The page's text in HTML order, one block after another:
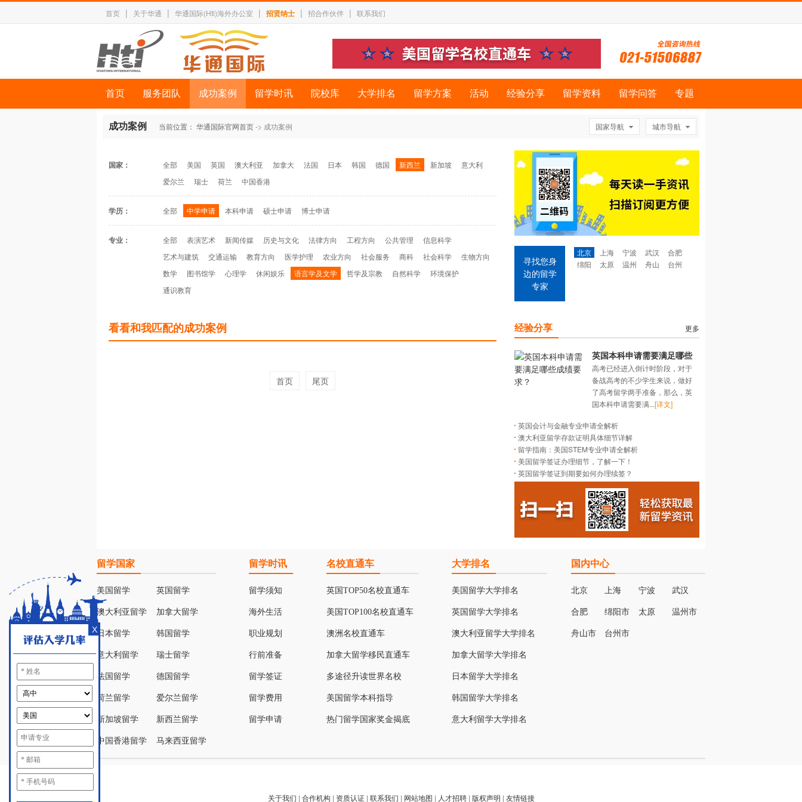
首页 | 关于华通 | 华通国际(Hti)海外办公室 | 招贤纳士 | 招合作伙伴 | 联系我们
首页 服务团队 成功案例 留学时讯 院校库 大学排名 留学方案 活动 经验分享 留学资料 留学问答 专题
成功案例 国家导航 城市导航
当前位置： 华通国际官网首页-> 成功案例
国家： 全部 美国 英国 澳大利亚 加拿大 法国 日本 韩国 德国 新西兰 新加坡
意大利
爱尔兰
瑞士 荷兰 中国香港
学历： 全部 中学申请 本科申请 硕士申请 博士申请
专业： 全部 表演艺术 新闻传媒 历史与文化 法律方向 工程方向 公共管理
信息科学
艺术与建筑
交通运输 教育方向 医学护理 农业方向 社会服务 商科 社会科学
生物方向
数学
图书馆学 心理学 休闲娱乐 语言学及文学 哲学及宗教 自然科学
环境保护
通识教育
看看和我匹配的成功案例
首页 尾页
寻找您身
边的留学
专家
北京 上海 宁波 武汉
合肥
绵阳
太原 温州 舟山 台州
经验分享 更多
英国本科申请需要满足哪些
成绩要求？
高考已经进入倒计时阶段，对于
备战高考的不少学生来说，做好
了高考留学两手准备，那么，英
国本科申请需要满...[详文]
英国会计与金融专业申请全解析
澳大利亚留学存款证明具体细节详解
留学指南：美国STEM专业申请全解析
美国留学签证办理细节，了解一下！
英国留学签证到期要如何办理续签？
X
留学国家
美国留学 英国留学
澳大利亚留学 加拿大留学
日本留学 韩国留学
意大利留学 瑞士留学
法国留学 德国留学
荷兰留学 爱尔兰留学
新加坡留学 新西兰留学
中国香港留学 马来西亚留学
留学时讯
留学须知
海外生活
职业规划
行前准备
留学签证
留学费用
留学申请
名校直通车
英国TOP50名校直通车
美国TOP100名校直通车
澳洲名校直通车
加拿大留学移民直通车
多途径升读世界名校
美国留学本科指导
热门留学国家奖金揭底
大学排名
美国留学大学排名
英国留学大学排名
澳大利亚留学大学排名
加拿大留学大学排名
日本留学大学排名
韩国留学大学排名
意大利留学大学排名
国内中心
北京 上海 宁波 武汉
合肥 绵阳市 太原 温州市
舟山市 台州市
关于我们 | 合作机构 | 资质认证| 联系我们 | 网站地图 | 人才招聘| 版权声明 | 友情链接